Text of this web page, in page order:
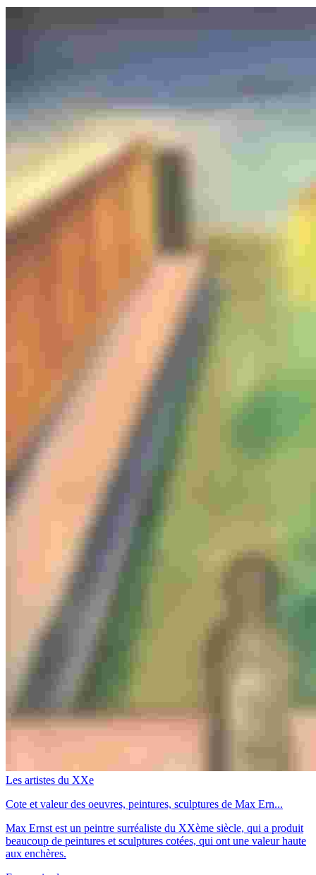
Les artistes du XXe
Cote et valeur des oeuvres, peintures, sculptures de Max Ern...
Max Ernst est un peintre surréaliste du XXème siècle, qui a produit
beaucoup de peintures et sculptures cotées, qui ont une valeur haute
aux enchères.